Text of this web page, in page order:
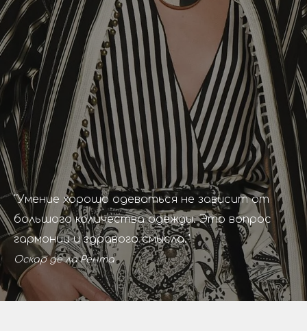
"Умение хорошо одеваться не зависит от
большого количества одежды. Это вопрос
гармонии и здравого смысла."
Оскар де ла Рента